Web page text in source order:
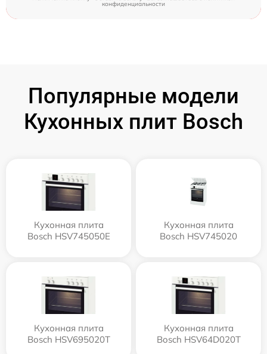
конфиденциальности
Популярные модели
Кухонных плит Bosch
Кухонная плита
Bosch HSV745050E
Кухонная плита
Bosch HSV745020
Кухонная плита
Bosch HSV695020T
Кухонная плита
Bosch HSV64D020T